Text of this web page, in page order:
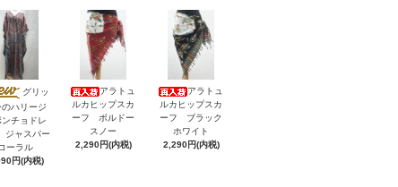
グリッ
のハリージ
ンチョドレ
ャスパー
ーラル
円(内税)
アラトュ
ルカヒップスカ
ーフ ボルドー
スノー
2,290円(内税)
アラトュ
ルカヒップスカ
ーフ ブラック
ホワイト
2,290円(内税)